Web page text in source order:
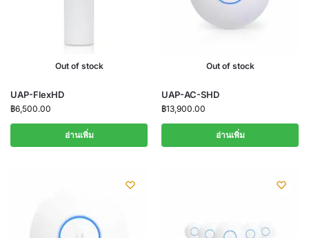
Out of stock
UAP-FlexHD
฿6,500.00
อ่านเพิ่ม
Out of stock
UAP-AC-SHD
฿13,900.00
อ่านเพิ่ม